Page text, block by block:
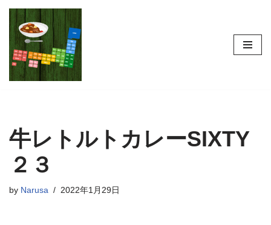
コ
ン
テ
ン
キ
プ
牛レトルトカレーSIXTY
２３
by Narusa 2022年1月29日